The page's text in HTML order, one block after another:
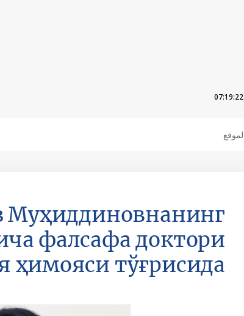
07:19:22
Муҳиддиновнанинг
фалсафа доктори
ҳимояси тўғрисида